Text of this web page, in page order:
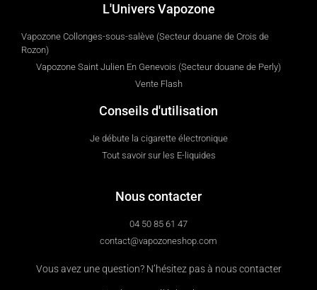
L'Univers Vapozone
Vapozone Collonges-sous-salève (Secteur douane de Crois de
Rozon)
Vapozone Saint Julien En Genevois (Secteur douane de Perly)
Vente Flash
Conseils d'utilisation
Je débute la cigarette électronique
Tout savoir sur les E-liquides
Nous contacter
04 50 85 61 47
contact@vapozoneshop.com
Vous avez une question? N’hésitez pas à nous contacter